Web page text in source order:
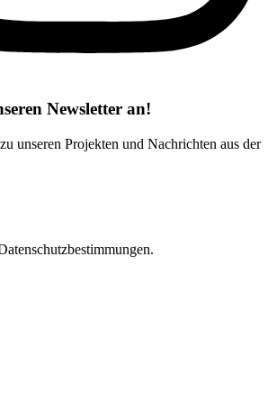
Newsletter an!
unseren Projekten und Nachrichten aus der